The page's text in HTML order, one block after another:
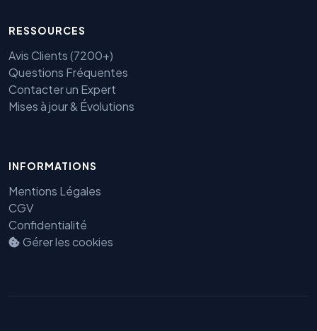
RESSOURCES
Avis Clients (7200+)
Questions Fréquentes
Contacter un Expert
Mises à jour & Évolutions
INFORMATIONS
Mentions Légales
CGV
Confidentialité
Gérer les cookies